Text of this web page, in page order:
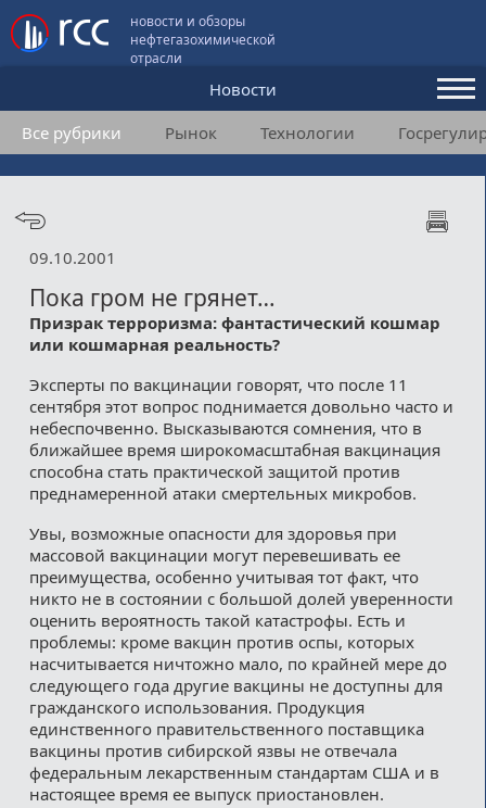
новости и обзоры
нефтегазохимической
отрасли
Новости
Аналитика и мнения
Конференции
Пользовательское соглашение
Медиакит
Контакты
Все рубрики Рынок Технологии
09.10.2001
Пока гром не грянет…
Призрак терроризма: фантастический кошмар
или кошмарная реальность?
Эксперты по вакцинации говорят, что после 11
сентября этот вопрос поднимается довольно часто и
небеспочвенно. Высказываются сомнения, что в
ближайшее время широкомасштабная вакцинация
способна стать практической защитой против
преднамеренной атаки смертельных микробов.
Увы, возможные опасности для здоровья при
массовой вакцинации могут перевешивать ее
преимущества, особенно учитывая тот факт, что
никто не в состоянии с большой долей уверенности
оценить вероятность такой катастрофы. Есть и
проблемы: кроме вакцин против оспы, которых
насчитывается ничтожно мало, по крайней мере до
следующего года другие вакцины не доступны для
гражданского использования. Продукция
единственного правительственного поставщика
вакцины против сибирской язвы не отвечала
федеральным лекарственным стандартам США и в
настоящее время ее выпуск приостановлен.